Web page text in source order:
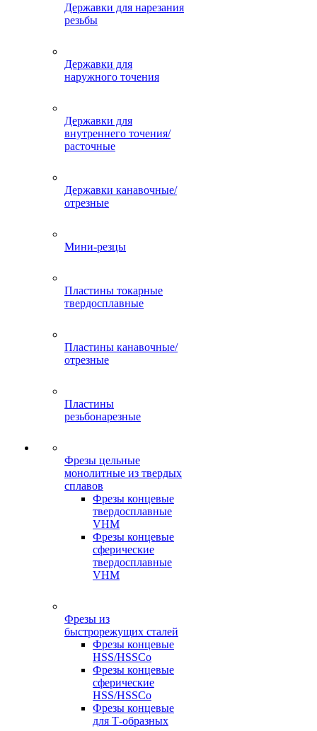
Державки для нарезания
резьбы
Державки для
наружного точения
Державки для
внутреннего точения/
расточные
Державки канавочные/
отрезные
Мини-резцы
Пластины токарные
твердосплавные
Пластины канавочные/
отрезные
Пластины
резьбонарезные
Фрезы цельные
монолитные из твердых
сплавов
Фрезы концевые
твердосплавные
VHM
Фрезы концевые
сферические
твердосплавные
VHM
Фрезы из
быстрорежущих сталей
Фрезы концевые
HSS/HSSCo
Фрезы концевые
сферические
HSS/HSSCo
Фрезы концевые
для Т-образных